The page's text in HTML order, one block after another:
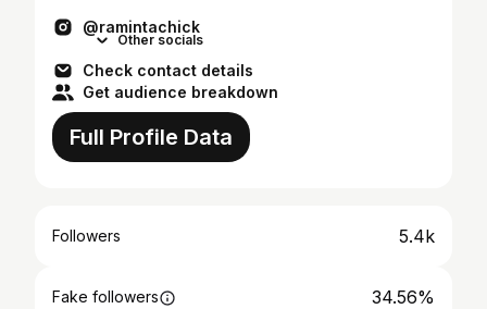
@ramintachick
Other socials
Check contact details
Get audience breakdown
Full Profile Data
Followers 5.4k
Fake followers 34.56%